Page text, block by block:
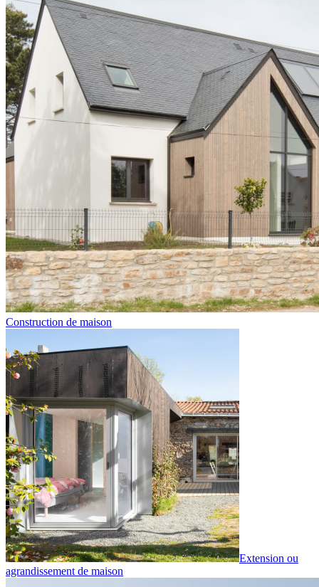
Construction de maison
Extension ou
agrandissement de maison